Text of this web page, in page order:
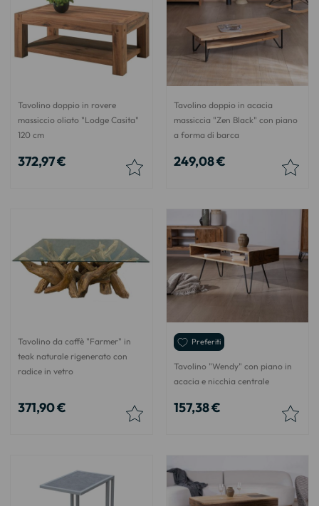
Tavolino doppio in rovere
massiccio oliato "Lodge Casita"
120 cm
372,97 €
Tavolino doppio in acacia
massiccia "Zen Black" con piano
a forma di barca
249,08 €
Tavolino da caffè "Farmer" in
teak naturale rigenerato con
radice in vetro
371,90 €
Preferiti
Tavolino "Wendy" con piano in
acacia e nicchia centrale
157,38 €